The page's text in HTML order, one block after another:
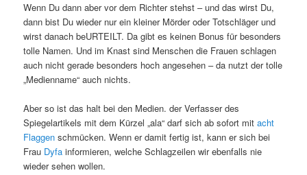
Wenn Du dann aber vor dem Richter stehst – und das wirst Du,
dann bist Du wieder nur ein kleiner Mörder oder Totschläger und
wirst danach beURTEILT. Da gibt es keinen Bonus für besonders
tolle Namen. Und im Knast sind Menschen die Frauen schlagen
auch nicht gerade besonders hoch angesehen – da nutzt der tolle
„Medienname“ auch nichts.
Aber so ist das halt bei den Medien. der Verfasser des
Spiegelartikels mit dem Kürzel „ala“ darf sich ab sofort mitacht
Flaggen schmücken. Wenn er damit fertig ist, kann er sich bei
Frau Dyfa informieren, welche Schlagzeilen wir ebenfalls nie
wieder sehen wollen.